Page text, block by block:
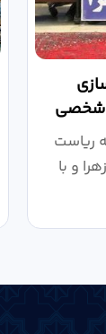
شخصی
ریاست
و با